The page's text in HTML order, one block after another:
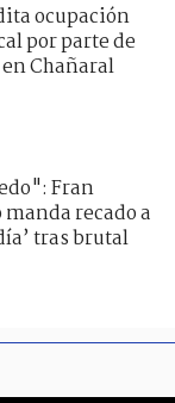
ocupación
por parte de
Chañaral
Fran
recado a
tras brutal